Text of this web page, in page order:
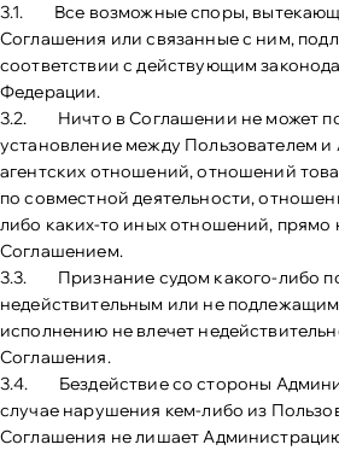
3.1. Все возможные споры,
Соглашения или связанные с ним,
соответствии с действующим
Федерации.
3.2. Ничто в Соглашении не может
установление между Пользователем
агентских отношений, отношений
по совместной деятельности,
либо каких-то иных отношений, прямо
Соглашением.
3.3. Признание судом какого-либо
недействительным или не
исполнению не влечет
Соглашения.
3.4. Бездействие со стороны
случае нарушения кем-либо из
Соглашения не лишает